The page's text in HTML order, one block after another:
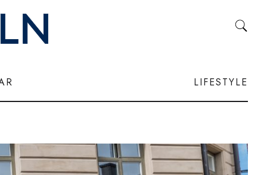
LIFESTYLE